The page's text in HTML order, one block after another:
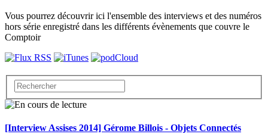
Vous pourrez découvrir ici l'ensemble des interviews et des numéros
hors série enregistré dans les différents évènements que couvre le
Comptoir
[Interview Assises 2014] Gérome Billois - Objets Connectés